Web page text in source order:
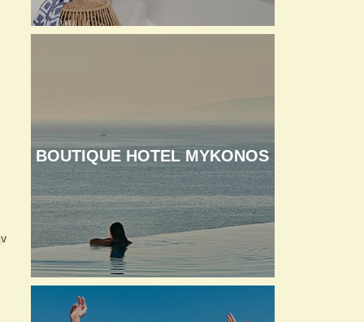
BOUTIQUE HOTEL MYKONOS